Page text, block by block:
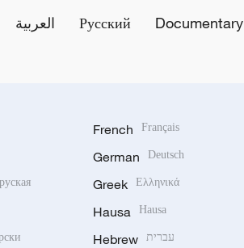
العربية Русский Documentary
French Français
German Deutsch
Greek Ελληνικά
Hausa Hausa
Hebrew עברית